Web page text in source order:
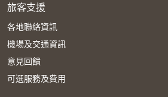
旅客支援
各地聯絡資訊
機場及交通資訊
意見回饋
可選服務及費用